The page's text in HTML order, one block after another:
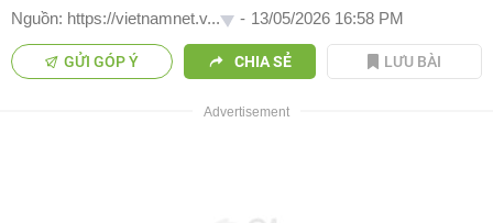
Nguồn: https://vietnamnet.v... - 13/05/2026 16:58 PM
GỬI GÓP Ý CHIA SẺ LƯU BÀI